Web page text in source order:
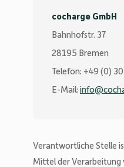
cocharge GmbH
Bahnhofstr. 37
28195 Bremen
Telefon: +49 (0)
E-Mail:
Verantwortliche Stelle
Mittel der Verarbeitung